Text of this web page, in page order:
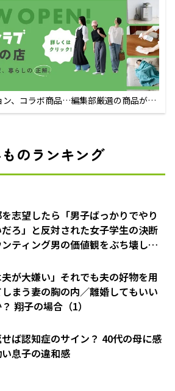
ン、コラボ商品…編集部厳選の商品が買
のランキング
志望したら「男子ばっかりでやり
ろ」と反対された女子学生の決断
ティング男の価値観をぶち壊した
夫が大嫌い」それでも夫の好物を用
まう妻の胸の内／離婚してもいい
翔子の場合（1）
ば認知症のサイン？ 40代の母に感
い息子の違和感